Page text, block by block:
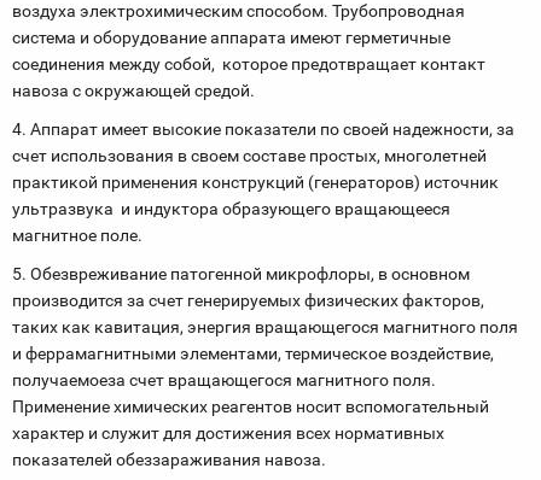
воздуха электрохимическим способом. Трубопроводная
система и оборудование аппарата имеют герметичные
соединения между собой, которое предотвращает контакт
навоза с окружающей средой.
4. Аппарат имеет высокие показатели по своей надежности, за
счет использования в своем составе простых, многолетней
практикой применения конструкций (генераторов) источник
ультразвука и индуктора образующего вращающееся
магнитное поле.
5. Обезвреживание патогенной микрофлоры, в основном
производится за счет генерируемых физических факторов,
таких как кавитация, энергия вращающегося магнитного поля
и феррамагнитными элементами, термическое воздействие,
получаемоеза счет вращающегося магнитного поля.
Применение химических реагентов носит вспомогательный
характер и служит для достижения всех нормативных
показателей обеззараживания навоза.